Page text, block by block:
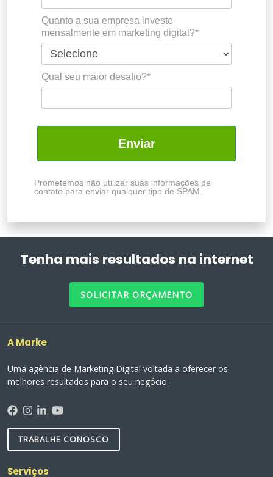
Quanto a sua empresa investe
mensalmente em marketing digital?*
Qual seu maior desafio?*
Enviar
Prometemos não utilizar suas informações de
contato para enviar qualquer tipo de SPAM.
Tenha mais resultados na internet
SOLICITAR ORÇAMENTO
A Marke
Uma agência de Marketing Digital voltada a oferecer os
melhores resultados para o seu negócio.
TRABALHE CONOSCO
Serviços